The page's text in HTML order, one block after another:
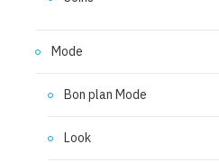
Mode
Bon plan Mode
Look